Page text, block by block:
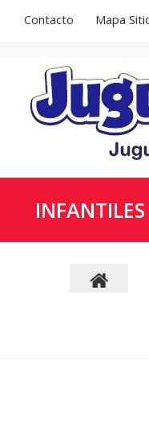
Contacto Mapa
INFANTILES